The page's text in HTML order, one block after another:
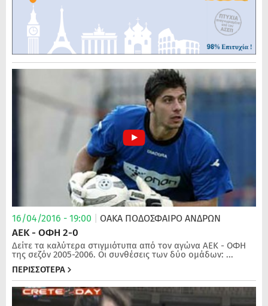
16/04/2016 - 19:00 ΟΑΚΑ ΠΟΔΌΣΦΑΙΡΟ ΑΝΔΡΏΝ
ΑΕΚ - ΟΦΗ 2-0
Δείτε τα καλύτερα στιγμιότυπα από τον αγώνα ΑΕΚ - ΟΦΗ
της σεζόν 2005-2006. Οι συνθέσεις των δύο ομάδων: ...
ΠΕΡΙΣΣΟΤΕΡΑ